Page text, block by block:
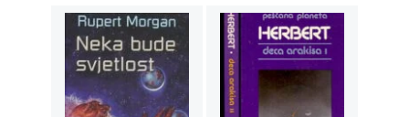
€4,00.